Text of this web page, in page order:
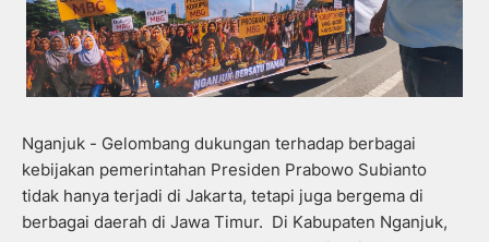
Nganjuk - Gelombang dukungan terhadap berbagai
kebijakan pemerintahan Presiden Prabowo Subianto
tidak hanya terjadi di Jakarta, tetapi juga bergema di
berbagai daerah di Jawa Timur. Di Kabupaten Nganjuk,